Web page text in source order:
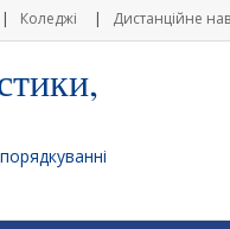
Коледжі Дистанційне